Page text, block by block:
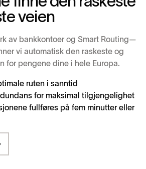
teveien
av bankkontoer og Smart Routing—
vi automatisk den raskeste og
for pengene dine i hele Europa.
ruten i sanntid
for maksimal tilgjengelighet
fullføres på fem minutter eller